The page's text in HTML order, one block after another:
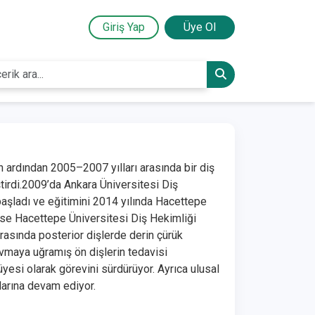
Giriş Yap Üye Ol
2005–2007 yılları arasında bir diş
Ankara Üniversitesi Diş
ve eğitimini 2014 yılında Hacettepe
Hacettepe Üniversitesi Diş Hekimliği
posterior dişlerde derin çürük
uğramış ön dişlerin tedavisi
olarak görevini sürdürüyor. Ayrıca ulusal
devam ediyor.